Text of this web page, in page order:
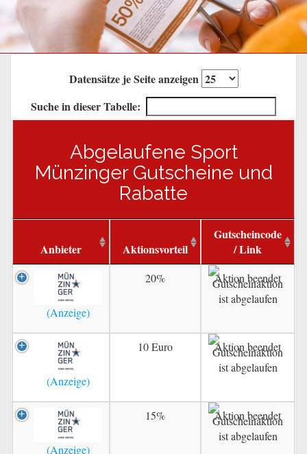
Datensätze je Seite anzeigen
Suche in dieser Tabelle:
Abgelaufene Sport
Münzinger Gutscheine und
Rabatte
Anbieter Aktionsvorteil
Gutscheincode
/ Link
20% Aktion beendet
10 Euro Aktion beendet
15% Aktion beendet